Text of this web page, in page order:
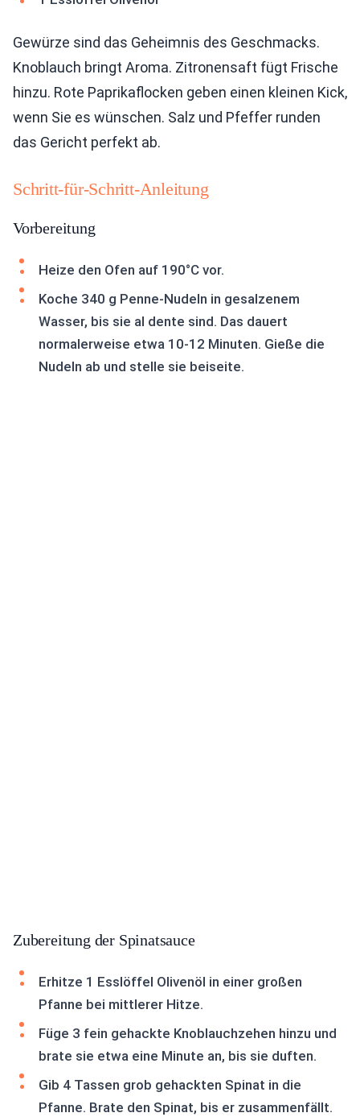
Gewürze sind das Geheimnis des Geschmacks.
Knoblauch bringt Aroma. Zitronensaft fügt Frische
hinzu. Rote Paprikaflocken geben einen kleinen Kick,
wenn Sie es wünschen. Salz und Pfeffer runden
das Gericht perfekt ab.
Schritt-für-Schritt-Anleitung
Vorbereitung
Heize den Ofen auf 190°C vor.
Koche 340 g Penne-Nudeln in gesalzenem
Wasser, bis sie al dente sind. Das dauert
normalerweise etwa 10-12 Minuten. Gieße die
Nudeln ab und stelle sie beiseite.
Zubereitung der Spinatsauce
Erhitze 1 Esslöffel Olivenöl in einer großen
Pfanne bei mittlerer Hitze.
Füge 3 fein gehackte Knoblauchzehen hinzu und
brate sie etwa eine Minute an, bis sie duften.
Gib 4 Tassen grob gehackten Spinat in die
Pfanne. Brate den Spinat, bis er zusammenfällt.